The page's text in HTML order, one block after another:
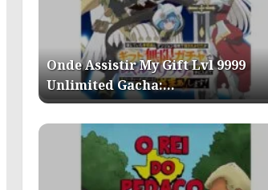
Onde Assistir My Gift Lvl 9999
Unlimited Gacha:…